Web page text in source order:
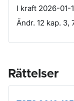
I kraft 2026-01-
Ändr. 12 kap. 3,
Rättelser